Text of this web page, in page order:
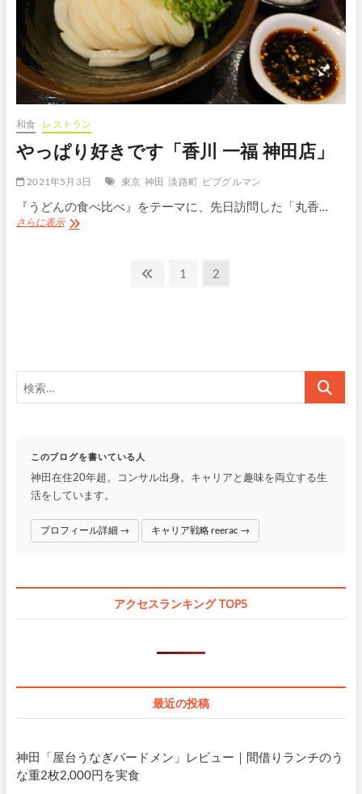
の
焼
肉
弁
＠
銀
座
並
木
通
り
和食 レストラン
やっぱり好きです「香川 一福 神田店」
2021年5月3日 東京 神田 淡路町 ビブグルマン
『うどんの食べ比べ』をテーマに、先日訪問した「丸香…
さらに表示や
ー
ジ
り
固1
固
2
このブログを書いている人
神田在住20年超。コンサル出身。キャリアと趣味を両立する生
活をしています。
プロフィール詳細 → キャリア戦略 reerac →
アクセスランキング TOP5
最近の投稿
神田「屋台うなぎバードメン」レビュー｜間借りランチのう
な重2枚2,000円を実食